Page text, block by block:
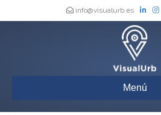
info@visualurb.es
Menú